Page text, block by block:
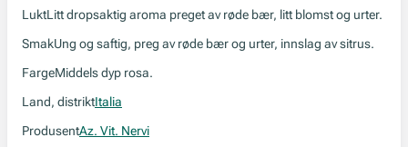
LuktLitt dropsaktig aroma preget av røde bær, litt blomst og urter.
SmakUng og saftig, preg av røde bær og urter, innslag av sitrus.
FargeMiddels dyp rosa.
Land, distriktItalia
ProdusentAz. Vit. Nervi